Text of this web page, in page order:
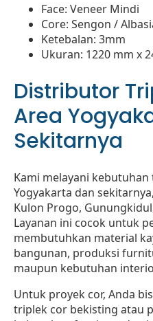
Face: Veneer Mindi
Core: Sengon /
Ketebalan: 3mm
Ukuran: 1220 mm x
Distributor
Area
Sekitarnya
Kami melayani
Yogyakarta dan
Kulon Progo,
Layanan ini cocok untuk
membutuhkan material
bangunan, produksi
maupun kebutuhan
Untuk proyek cor, Anda
triplek cor bekisting atau